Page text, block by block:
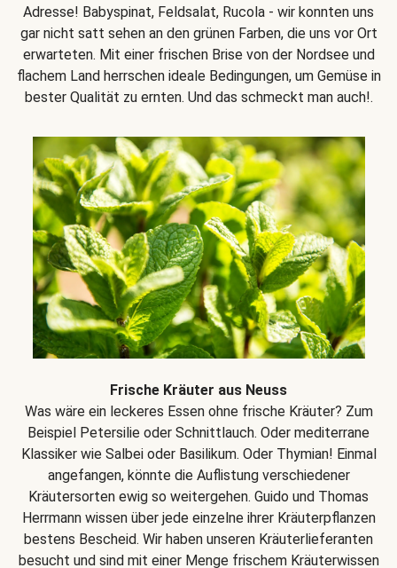
Adresse! Babyspinat, Feldsalat, Rucola - wir konnten uns
gar nicht satt sehen an den grünen Farben, die uns vor Ort
erwarteten. Mit einer frischen Brise von der Nordsee und
flachem Land herrschen ideale Bedingungen, um Gemüse in
bester Qualität zu ernten. Und das schmeckt man auch!.
Frische Kräuter aus Neuss
Was wäre ein leckeres Essen ohne frische Kräuter? Zum
Beispiel Petersilie oder Schnittlauch. Oder mediterrane
Klassiker wie Salbei oder Basilikum. Oder Thymian! Einmal
angefangen, könnte die Auflistung verschiedener
Kräutersorten ewig so weitergehen. Guido und Thomas
Herrmann wissen über jede einzelne ihrer Kräuterpflanzen
bestens Bescheid. Wir haben unseren Kräuterlieferanten
besucht und sind mit einer Menge frischem Kräuterwissen